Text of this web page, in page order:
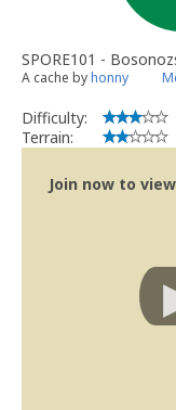
SPORE101 -
A cache byhonny
Difficulty:
Terrain:
Join now to